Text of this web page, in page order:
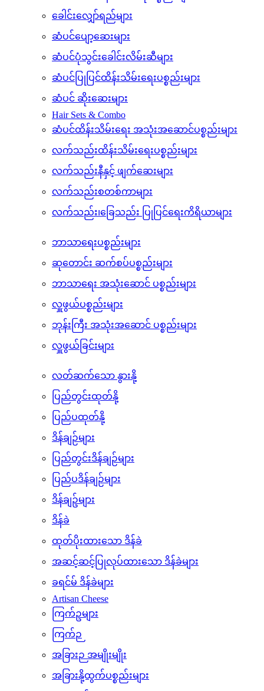
များ
ဆံကေသာထိန်းသိမ်းရေးပစ္စည်းများ
ခေါင်းလျှော်ရည်များ
ဆံပင်ပျော့ဆေးများ
ဆံပင်ပုံသွင်းခေါင်းလိမ်းဆီများ
ဆံပင်ပြုပြင်ထိန်းသိမ်းရေးပစ္စည်းများ
ဆံပင် ဆိုးဆေးများ
Hair Sets & Combo
ဆံပင်ထိန်းသိမ်းရေး အသုံးအဆောင်ပစ္စည်းများ
လက်သည်းထိန်းသိမ်းရေးပစ္စည်းများ
လက်သည်းနီနှင့် ဖျက်ဆေးများ
လက်သည်း၊ခြေသည်း ပြုပြင်ရေးကိရိယာများ
ဘာသာရေးပစ္စည်းများ
ဆုတောင်း ဆက်စပ်ပစ္စည်းများ
ဘာသာရေး အသုံးဆောင် ပစ္စည်းများ
လှူဖွယ်ပစ္စည်းများ
လတ်ဆက်သော နွားနို့
ပြည်တွင်းထုတ်နို့
ပြည်ပထုတ်နို့
ဒိန်ချဉ်များ
ပြည်တွင်းဒိန်ချဉ်များ
ပြည်ပဒိန်ချဉ်များ
ဒိန်ချဥ်များ
ဒိန်ခဲ
ထုတ်ပိုးထားသော ဒိန်ခဲ
အဆင့်ဆင့်ပြုလုပ်ထားသော ဒိန်ခဲများ
ခရင်မ် ဒိန်ခဲများ
Artisan Cheese
ကြက်ဥများ
ကြက်ဉ